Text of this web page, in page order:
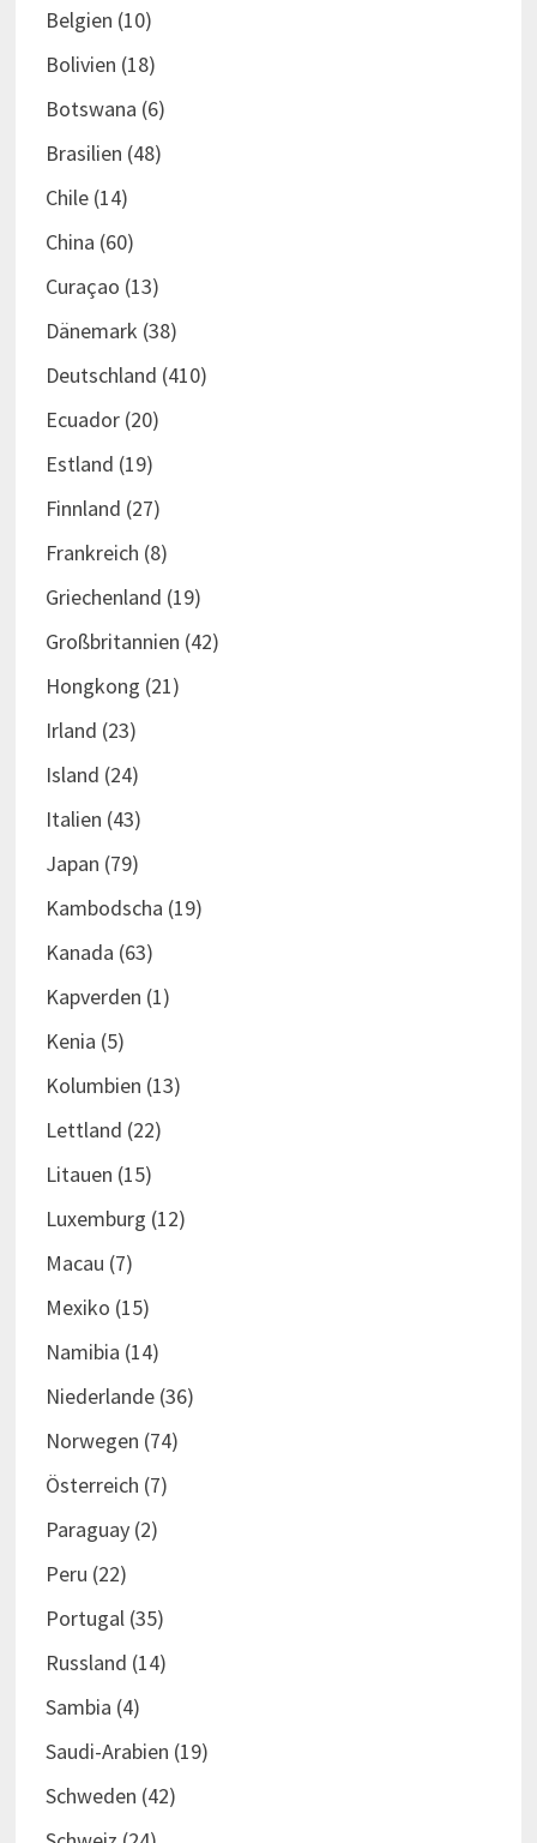
Belgien (10)
Bolivien (18)
Botswana (6)
Brasilien (48)
Chile(14)
China (60)
Curaçao (13)
Dänemark (38)
Deutschland (410)
Ecuador(20)
Estland (19)
Finnland (27)
Frankreich (8)
Griechenland (19)
Großbritannien (42)
Hongkong (21)
Irland (23)
Island (24)
Italien (43)
Japan (79)
Kambodscha (19)
Kanada (63)
Kapverden (1)
Kenia (5)
Kolumbien (13)
Lettland (22)
Litauen (15)
Luxemburg (12)
Macau (7)
Mexiko (15)
Namibia (14)
Niederlande(36)
Norwegen (74)
Österreich (7)
Paraguay(2)
Peru (22)
Portugal(35)
Russland (14)
Sambia (4)
Saudi-Arabien (19)
Schweden (42)